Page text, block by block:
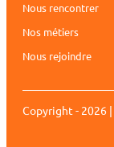
Nous rencontrer
Nos métiers
Nous rejoindre
Copyright - 2026